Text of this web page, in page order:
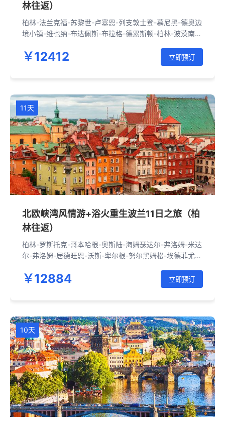
林往返）
柏林-法兰克福-苏黎世-卢塞恩-列支敦士登-慕尼黑-德奥边
境小镇-维也纳-布达佩斯-布拉格-德累斯顿-柏林-波茨南-
￥12412 立即预订
11天
北欧峡湾风情游+浴火重生波兰11日之旅（柏
林往返）
柏林-罗斯托克-哥本哈根-奥斯陆-海姆瑟达尔-弗洛姆-米达
尔-弗洛姆-居德旺恩-沃斯-卑尔根-努尔黑姆松-埃德菲尤
波茨南-华沙-克拉科夫-奥斯维辛-佛罗茨瓦夫-柏林
￥12884 立即预订
10天